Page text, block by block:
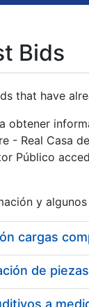
Bids
that have
obtener
- Real Casa
Público
y
cargas
de piezas